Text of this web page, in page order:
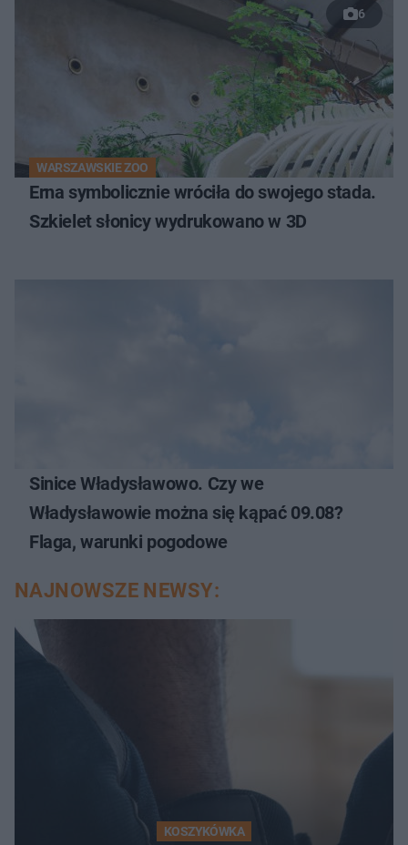
6
WARSZAWSKIE ZOO
Erna symbolicznie wróciła do swojego stada.
Szkielet słonicy wydrukowano w 3D
Sinice Władysławowo. Czy we
Władysławowie można się kąpać 09.08?
Flaga, warunki pogodowe
NAJNOWSZE NEWSY:
KOSZYKÓWKA